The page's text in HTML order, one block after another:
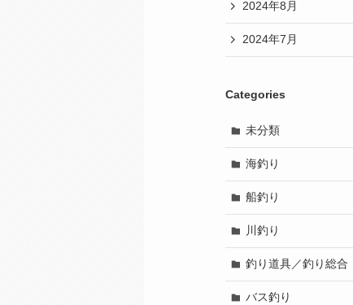
2024年8月
2024年7月
Categories
未分類
海釣り
船釣り
川釣り
釣り道具／釣り総合
バス釣り